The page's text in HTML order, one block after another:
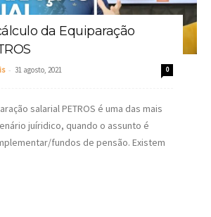
da Equiparação
- 31 agosto, 2021 0
salarial PETROS é uma das mais
juíridico, quando o assunto é
fundos de pensão. Existem